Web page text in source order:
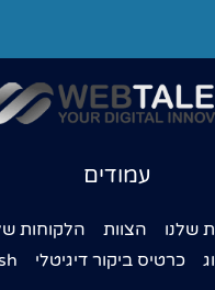
עמודים
שלנו הצוות
הלקוחות
כרטיס ביקור דיגיטלי